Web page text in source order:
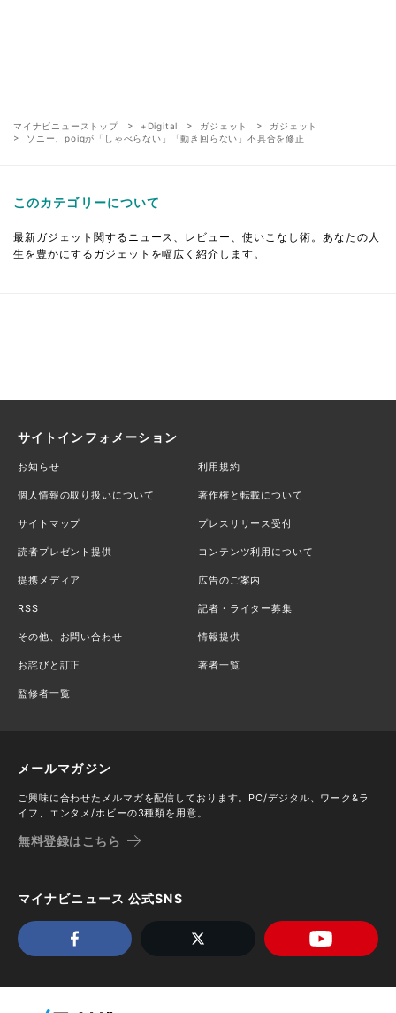
マイナビニューストップ +Digital ガジェット
ガジェット
ソニー、poiqが「しゃべらない」「動き回らない」不具合を修正
このカテゴリーについて
最新ガジェット関するニュース、レビュー、使いこなし術。あなたの人
生を豊かにするガジェットを幅広く紹介します。
サイトインフォメーション
お知らせ 利用規約
個人情報の取り扱いについて 著作権と転載について
サイトマップ プレスリリース受付
読者プレゼント提供 コンテンツ利用について
提携メディア 広告のご案内
RSS 記者・ライター募集
その他、お問い合わせ 情報提供
お詫びと訂正 著者一覧
監修者一覧
メールマガジン
ご興味に合わせたメルマガを配信しております。PC/デジタル、ワーク&ラ
イフ、エンタメ/ホビーの3種類を用意。
無料登録はこちら
マイナビニュース 公式SNS